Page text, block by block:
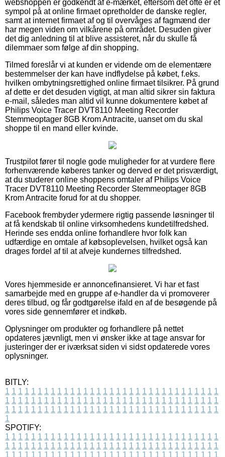
webshoppen er godkendt af e-mærket, eftersom det ofte er et
sympol på at online firmaet opretholder de danske regler,
samt at internet firmaet af og til overvåges af fagmænd der
har megen viden om vilkårene på området. Desuden giver
det dig anledning til at blive assisteret, når du skulle få
dilemmaer som følge af din shopping.
Tilmed foreslår vi at kunden er vidende om de elementære
bestemmelser der kan have indflydelse på købet, f.eks.
hvilken ombytningsrettighed online firmaet tilsikrer. På grund
af dette er det desuden vigtigt, at man altid sikrer sin faktura
e-mail, således man altid vil kunne dokumentere købet af
Philips Voice Tracer DVT8110 Meeting Recorder
Stemmeoptager 8GB Krom Antracite, uanset om du skal
shoppe til en mand eller kvinde.
Trustpilot fører til nogle gode muligheder for at vurdere flere
forhenværende køberes tanker og derved er det prisværdigt,
at du studerer online shoppens omtaler af Philips Voice
Tracer DVT8110 Meeting Recorder Stemmeoptager 8GB
Krom Antracite forud for at du shopper.
Facebook frembyder ydermere rigtig passende løsninger til
at få kendskab til online virksomhedens kundetilfredshed.
Herinde ses endda online forhandlere hvor folk kan
udfærdige en omtale af købsoplevelsen, hvilket også kan
drages fordel af til at afveje kundernes tilfredshed.
Vores hjemmeside er annoncefinansieret. Vi har et fast
samarbejde med en gruppe af e-handler da vi promoverer
deres tilbud, og får godtgørelse ifald en af de besøgende på
vores side gennemfører et indkøb.
Oplysninger om produkter og forhandlere på nettet
opdateres jævnligt, men vi ønsker ikke at tage ansvar for
justeringer der er iværksat siden vi sidst opdaterede vores
oplysninger.
BITLY:
1 1 1 1 1 1 1 1 1 1 1 1 1 1 1 1 1 1 1 1 1 1 1 1 1 1 1 1 1 1 1 1 1
1 1 1 1 1 1 1 1 1 1 1 1 1 1 1 1 1 1 1 1 1 1 1 1 1 1 1 1 1 1 1 1 1
1 1 1 1 1 1 1 1 1 1 1 1 1 1 1 1 1 1 1 1 1 1 1 1 1 1 1 1 1 1 1 1 1
1
SPOTIFY:
1 1 1 1 1 1 1 1 1 1 1 1 1 1 1 1 1 1 1 1 1 1 1 1 1 1 1 1 1 1 1 1 1
1 1 1 1 1 1 1 1 1 1 1 1 1 1 1 1 1 1 1 1 1 1 1 1 1 1 1 1 1 1 1 1 1
1 1 1 1 1 1 1 1 1 1 1 1 1 1 1 1 1 1 1 1 1 1 1 1 1 1 1 1 1 1 1 1 1